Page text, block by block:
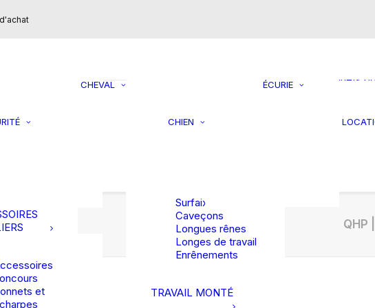
et pulls
et
CHEVAL
Mors spéciaux
Surfaix
Caveçons
Longues rênes
Longes de travail
Enrênements
TRAVAIL MONTÉ
ÉCURIE
Jouets
CHIEN
QHP
Sunset